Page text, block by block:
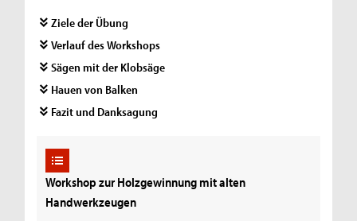
Ziele der Übung
Verlauf des Workshops
Sägen mit der Klobsäge
Hauen von Balken
Fazit und Danksagung
Workshop zur Holzgewinnung mit alten
Handwerkzeugen